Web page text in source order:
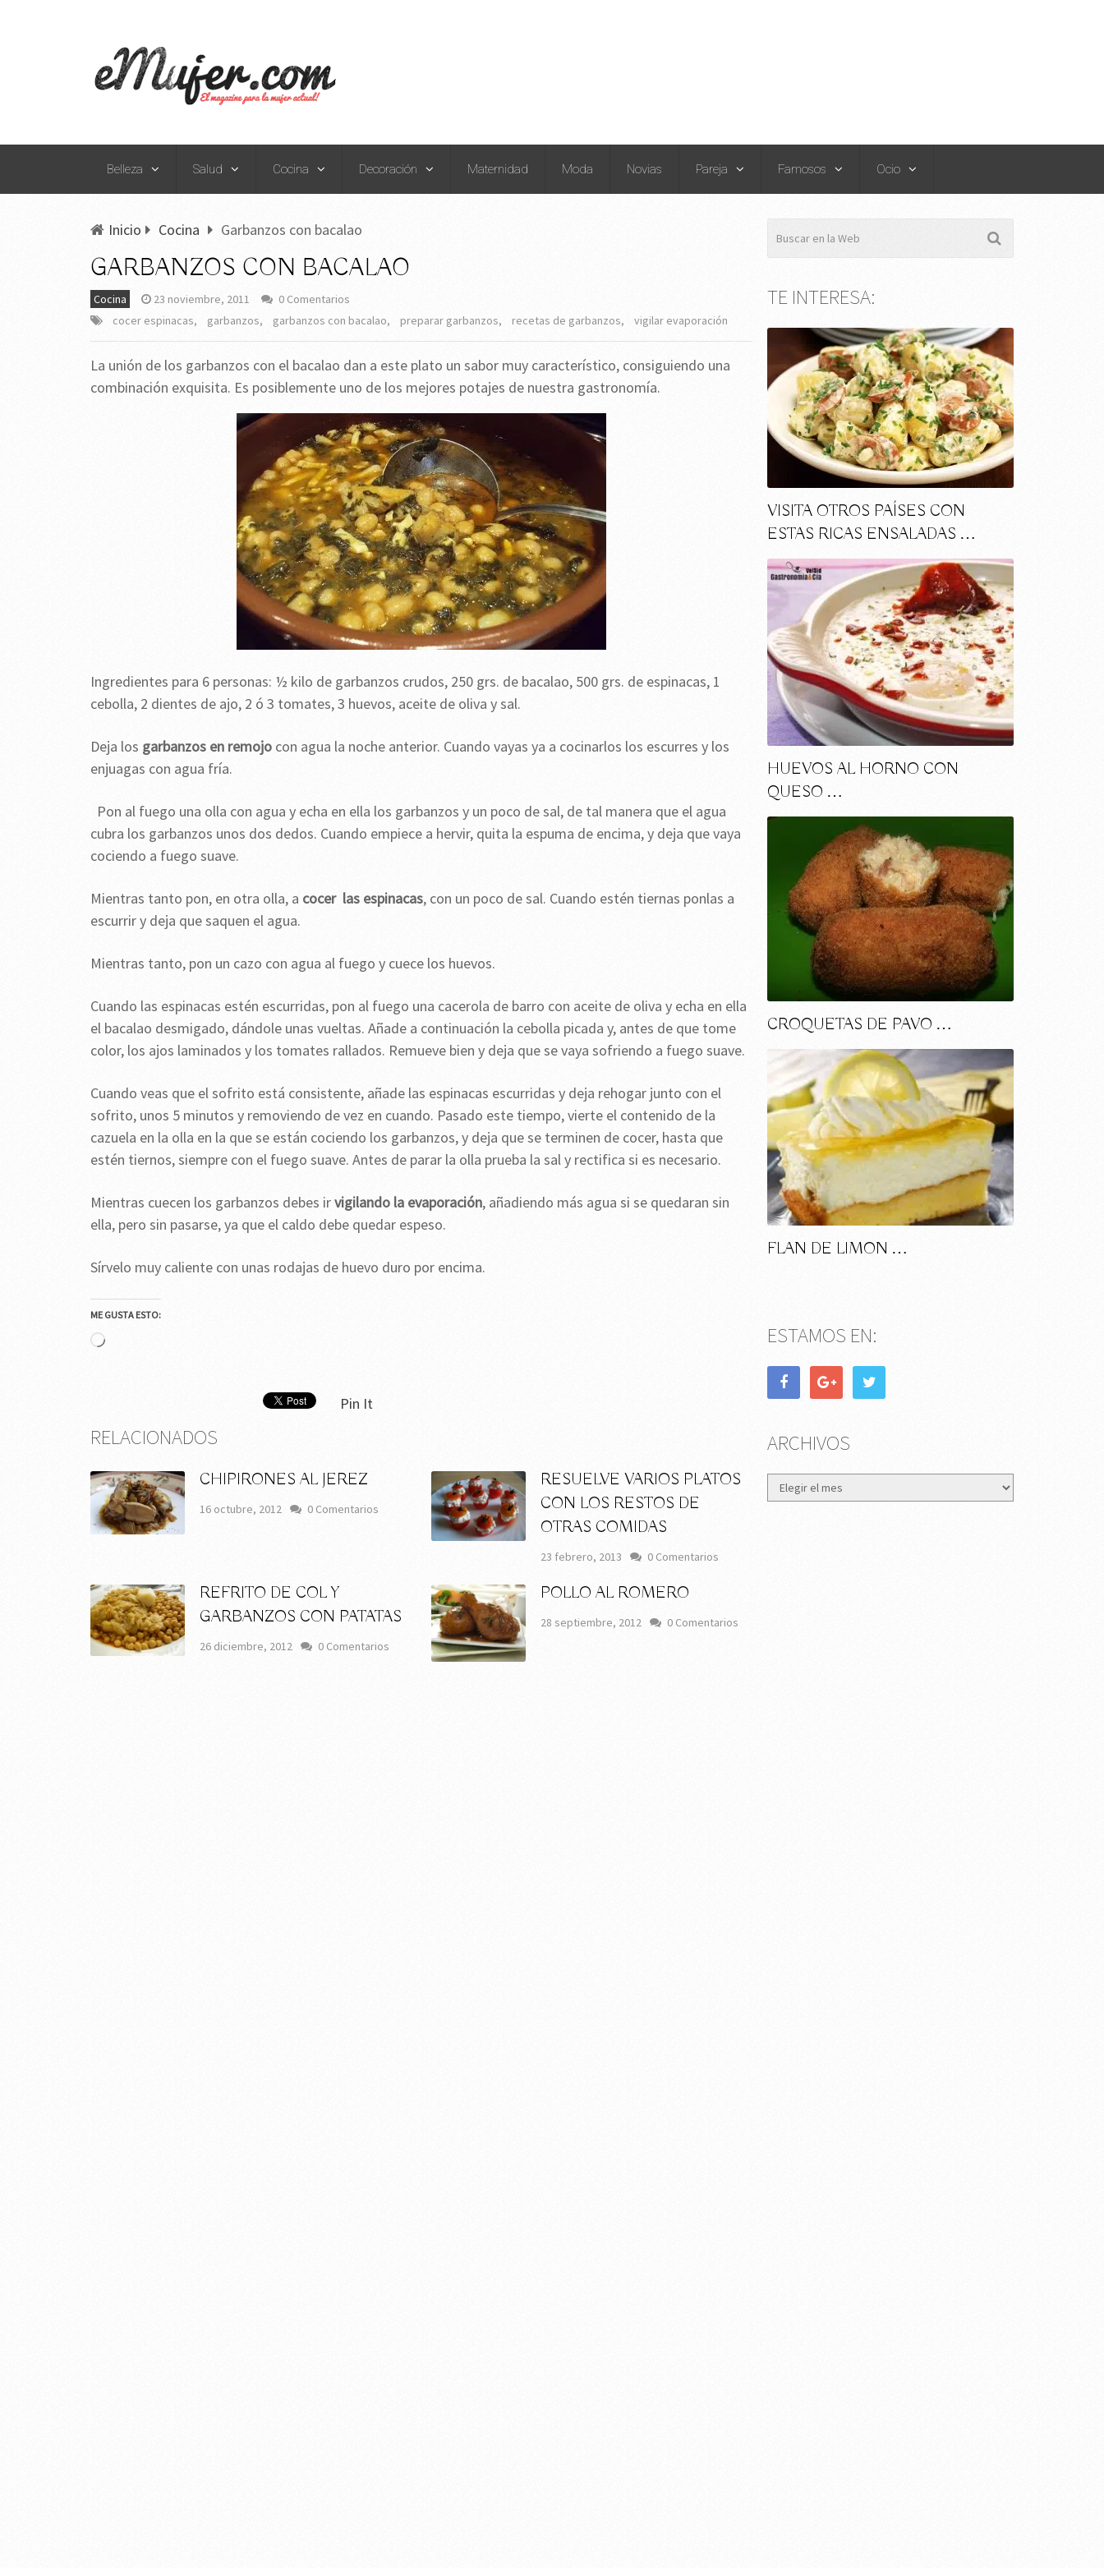
Belleza Salud Cocina Decoración Maternidad Moda Novias Pareja Famosos Ocio
Inicio Cocina Garbanzos con bacalao
GARBANZOS CON BACALAO
Cocina 23 noviembre, 2011
0 Comentarios
cocer espinacas, garbanzos, garbanzos con bacalao, preparar garbanzos, recetas de garbanzos, vigilar evaporación
La unión de los garbanzos con el bacalao dan a este plato un sabor muy característico, consiguiendo una
combinación exquisita. Es posiblemente uno de los mejores potajes de nuestra gastronomía.
Ingredientes para 6 personas: ½ kilo de garbanzos crudos, 250 grs. de bacalao, 500 grs. de espinacas, 1
cebolla, 2 dientes de ajo, 2 ó 3 tomates, 3 huevos, aceite de oliva y sal.
Deja los garbanzos en remojo con agua la noche anterior. Cuando vayas ya a cocinarlos los escurres y los
enjuagas con agua fría.
Pon al fuego una olla con agua y echa en ella los garbanzos y un poco de sal, de tal manera que el agua
cubra los garbanzos unos dos dedos. Cuando empiece a hervir, quita la espuma de encima, y deja que vaya
cociendo a fuego suave.
Mientras tanto pon, en otra olla, a cocer las espinacas, con un poco de sal. Cuando estén tiernas ponlas a
escurrir y deja que saquen el agua.
Mientras tanto, pon un cazo con agua al fuego y cuece los huevos.
Cuando las espinacas estén escurridas, pon al fuego una cacerola de barro con aceite de oliva y echa en ella
el bacalao desmigado, dándole unas vueltas. Añade a continuación la cebolla picada y, antes de que tome
color, los ajos laminados y los tomates rallados. Remueve bien y deja que se vaya sofriendo a fuego suave.
Cuando veas que el sofrito está consistente, añade las espinacas escurridas y deja rehogar junto con el
sofrito, unos 5 minutos y removiendo de vez en cuando. Pasado este tiempo, vierte el contenido de la
cazuela en la olla en la que se están cociendo los garbanzos, y deja que se terminen de cocer, hasta que
estén tiernos, siempre con el fuego suave. Antes de parar la olla prueba la sal y rectifica si es necesario.
Mientras cuecen los garbanzos debes irvigilando la evaporación, añadiendo más agua si se quedaran sin
ella, pero sin pasarse, ya que el caldo debe quedar espeso.
Sírvelo muy caliente con unas rodajas de huevo duro por encima.
ME GUSTA ESTO:
Cargando...
Pin It
RELACIONADOS
CHIPIRONES AL JEREZ
16 octubre, 2012 0 Comentarios
RESUELVE VARIOS PLATOS
CON LOS RESTOS DE
OTRAS COMIDAS
23 febrero, 2013 0 Comentarios
REFRITO DE COL Y
GARBANZOS CON PATATAS
26 diciembre, 2012 0 Comentarios
POLLO AL ROMERO
28 septiembre, 2012 0 Comentarios
TE INTERESA:
VISITA OTROS PAÍSES CON
ESTAS RICAS ENSALADAS …
HUEVOS AL HORNO CON
QUESO …
CROQUETAS DE PAVO …
FLAN DE LIMON …
ESTAMOS EN:
ARCHIVOS
Archivos